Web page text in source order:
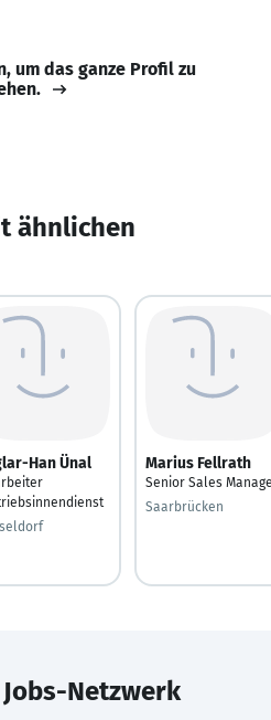
um das ganze Profil zu
ähnlichen
Han Ünal Marius Fellrath
Senior Sales
Saarbrücken
Jobs-Netzwerk